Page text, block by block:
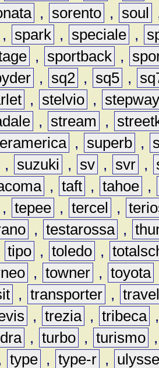
, sorento , soul
, spark , speciale ,
, sportback ,
, sq2 , sq5 ,
, stelvio ,
, stream ,
, superb ,
, suzuki , sv , svr ,
, taft , tahoe ,
, tepee , tercel ,
, testarossa ,
tipo , toledo ,
, towner , toyota
, transporter ,
, trezia , tribeca
, turbo , turismo
type , type-r ,